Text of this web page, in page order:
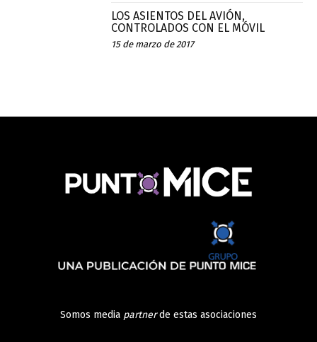
LOS ASIENTOS DEL AVIÓN,
CONTROLADOS CON EL MÓVIL
15 de marzo de 2017
Somos media partnerde estas asociaciones